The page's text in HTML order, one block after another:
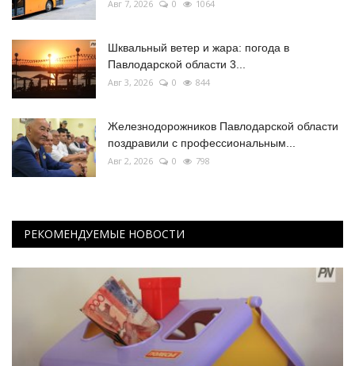
Авг 7, 2026 0 1064
Шквальный ветер и жара: погода в
Павлодарской области 3...
Авг 3, 2026 0 844
Железнодорожников Павлодарской области
поздравили с профессиональным...
Авг 2, 2026 0 798
РЕКОМЕНДУЕМЫЕ НОВОСТИ